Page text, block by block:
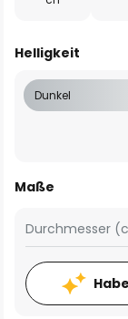
Helligkeit
Dunkel
Maße
Durchmesser